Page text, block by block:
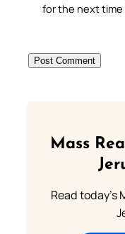
for the next time
Mass
Read today's